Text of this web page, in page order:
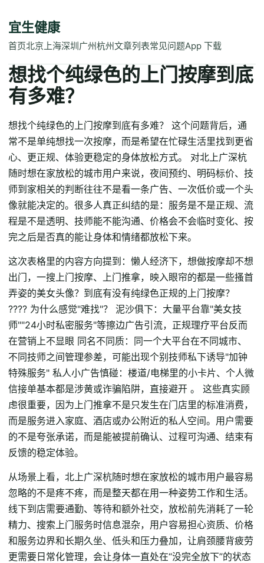
宜生健康
首页北京 上海深圳广州杭州文章列表常见问题App 下载
想找个纯绿色的上门按摩到底
有多难？
想找个纯绿色的上门按摩到底有多难？ 这个问题背后，通
常不是单纯想找一次按摩，而是希望在忙碌生活里找到更省
心、更正规、体验更稳定的身体放松方式。 对北上广深杭
随时想在家放松的城市用户来说，夜间预约、明码标价、技
师到家相关的判断往往不是看一条广告、一次低价或一个头
像就能决定的。很多人真正纠结的是：服务是不是正规、流
程是不是透明、技师能不能沟通、价格会不会临时变化、按
完之后是否真的能让身体和情绪都放松下来。
这次表格里的内容方向提到：懒人经济下，想做按摩却不想
出门，一搜上门按摩、上门推拿，映入眼帘的都是一些搔首
弄姿的美女头像？到底有没有纯绿色正规的上门按摩？
???? 为什么感觉"难找"？ 泥沙俱下：大量平台靠"美女技
师""24小时私密服务"等擦边广告引流，正规理疗平台反而
在营销上不显眼 同名不同质：同一个大平台在不同城市、
不同技师之间管理参差，可能出现个别技师私下诱导"加钟
特殊服务" 私人小广告慎碰：楼道/电梯里的小卡片、个人微
信接单基本都是涉黄或诈骗陷阱，直接避开 。 这些真实顾
虑很重要，因为上门推拿不是只发生在门店里的标准消费，
而是服务进入家庭、酒店或办公附近的私人空间。用户需要
的不是夸张承诺，而是能被提前确认、过程可沟通、结束有
反馈的稳定体验。
从场景上看，北上广深杭随时想在家放松的城市用户最容易
忽略的不是疼不疼，而是整天都在用一种姿势工作和生活。
线下到店需要通勤、等待和额外社交，放松前先消耗了一轮
精力、搜索上门服务时信息混杂，用户容易担心资质、价格
和服务边界和长期久坐、低头和压力叠加，让肩颈腰背疲劳
更需要日常化管理，会让身体一直处在“没完全放下”的状态